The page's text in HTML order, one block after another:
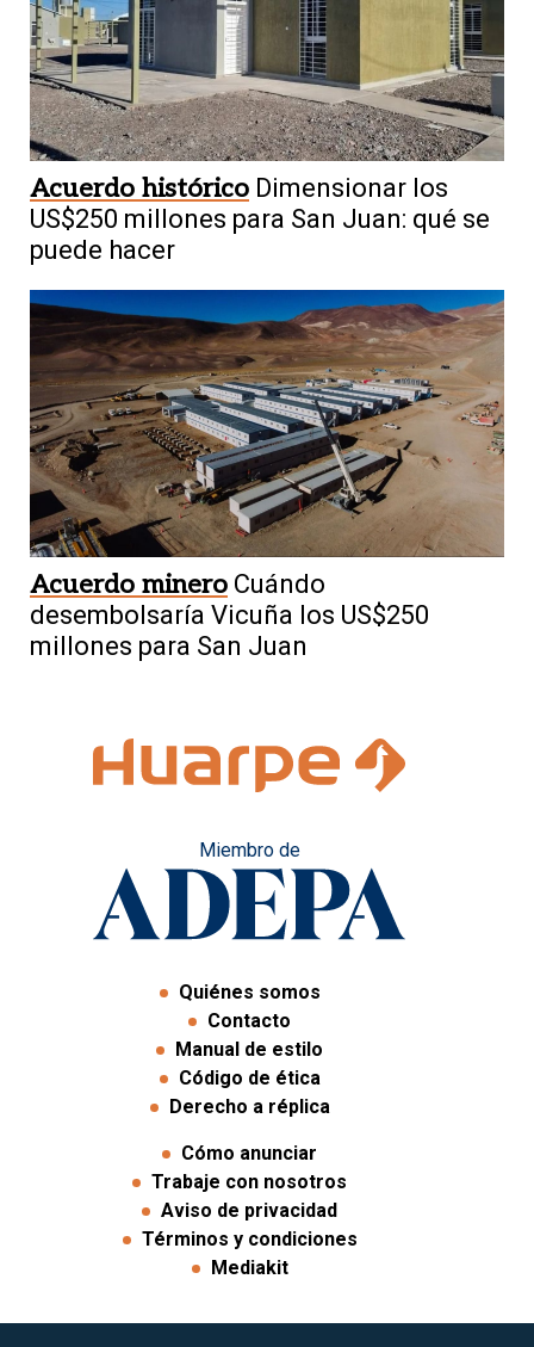
Acuerdo histórico Dimensionar los
US$250 millones para San Juan: qué se
puede hacer
Acuerdo minero Cuándo
desembolsaría Vicuña los US$250
millones para San Juan
Miembro de
Quiénes somos
Contacto
Manual de estilo
Código de ética
Derecho a réplica
Cómo anunciar
Trabaje con nosotros
Aviso de privacidad
Términos y condiciones
Mediakit